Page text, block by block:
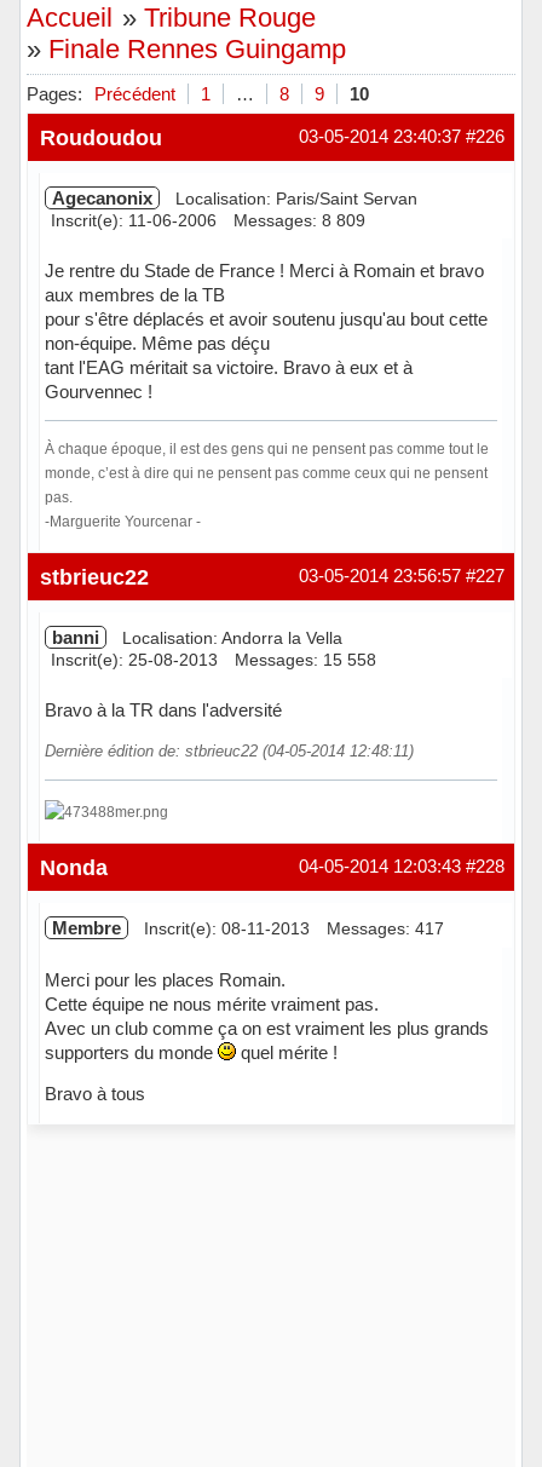
Accueil »Tribune Rouge
» Finale Rennes Guingamp
Pages: Précédent 1 … 8 9 10
#226
03-05-2014 23:40:37
Roudoudou
Agecanonix
Localisation: Paris/Saint Servan
Inscrit(e): 11-06-2006
Messages: 8 809
Je rentre du Stade de France ! Merci à Romain et bravo
aux membres de la TB
pour s'être déplacés et avoir soutenu jusqu'au bout cette
non-équipe. Même pas déçu
tant l'EAG méritait sa victoire. Bravo à eux et à
Gourvennec !
À chaque époque, il est des gens qui ne pensent pas comme tout le
monde, c’est à dire qui ne pensent pas comme ceux qui ne pensent
pas.
-Marguerite Yourcenar -
Hors ligne #227
03-05-2014 23:56:57
stbrieuc22
banni
Localisation: Andorra la Vella
Inscrit(e): 25-08-2013
Messages: 15 558
Bravo à la TR dans l'adversité
Dernière édition de: stbrieuc22 (04-05-2014 12:48:11)
Hors ligne #228
04-05-2014 12:03:43
Nonda
Membre Inscrit(e): 08-11-2013 Messages: 417
Merci pour les places Romain.
Cette équipe ne nous mérite vraiment pas.
Avec un club comme ça on est vraiment les plus grands
supporters du monde
quel mérite !
Bravo à tous